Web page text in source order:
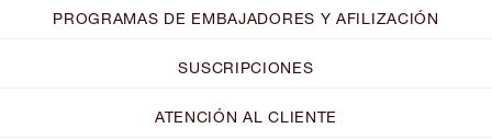
PROGRAMAS DE EMBAJADORES Y AFILIZACIÓN
SUSCRIPCIONES
ATENCIÓN AL CLIENTE